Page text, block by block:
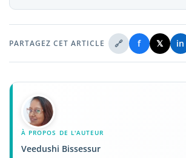
PARTAGEZ CET ARTICLE 🔗 f 𝕏 in
À PROPOS DE L'AUTEUR
Veedushi Bissessur